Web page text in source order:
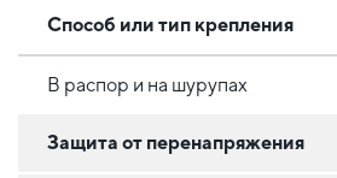
Способ или тип крепления
В распор и на шурупах
Защита от перенапряжения